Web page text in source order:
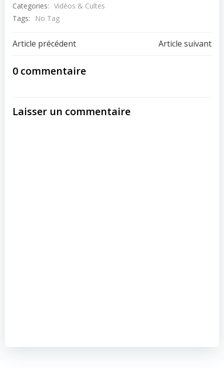
Categories: Vidéos & Cultes
Tags:
No Tag
Post
navigation
Article précédent Article suivant
0 commentaire
Laisser un commentaire